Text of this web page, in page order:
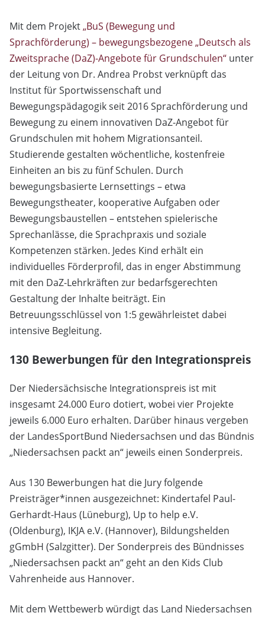
Mit dem Projekt„BuS (Bewegung und
Sprachförderung) – bewegungsbezogene „Deutsch als
Zweitsprache (DaZ)-Angebote für Grundschulen“ unter
der Leitung von Dr. Andrea Probst verknüpft das
Institut für Sportwissenschaft und
Bewegungspädagogik seit 2016 Sprachförderung und
Bewegung zu einem innovativen DaZ-Angebot für
Grundschulen mit hohem Migrationsanteil.
Studierende gestalten wöchentliche, kostenfreie
Einheiten an bis zu fünf Schulen. Durch
bewegungsbasierte Lernsettings – etwa
Bewegungstheater, kooperative Aufgaben oder
Bewegungsbaustellen – entstehen spielerische
Sprechanlässe, die Sprachpraxis und soziale
Kompetenzen stärken. Jedes Kind erhält ein
individuelles Förderprofil, das in enger Abstimmung
mit den DaZ-Lehrkräften zur bedarfsgerechten
Gestaltung der Inhalte beiträgt. Ein
Betreuungsschlüssel von 1:5 gewährleistet dabei
intensive Begleitung.
130 Bewerbungen für den Integrationspreis
Der Niedersächsische Integrationspreis ist mit
insgesamt 24.000 Euro dotiert, wobei vier Projekte
jeweils 6.000 Euro erhalten. Darüber hinaus vergeben
der LandesSportBund Niedersachsen und das Bündnis
„Niedersachsen packt an“ jeweils einen Sonderpreis.
Aus 130 Bewerbungen hat die Jury folgende
Preisträger*innen ausgezeichnet: Kindertafel Paul-
Gerhardt-Haus (Lüneburg), Up to help e.V.
(Oldenburg), IKJA e.V. (Hannover), Bildungshelden
gGmbH (Salzgitter). Der Sonderpreis des Bündnisses
„Niedersachsen packt an“ geht an den Kids Club
Vahrenheide aus Hannover.
Mit dem Wettbewerb würdigt das Land Niedersachsen